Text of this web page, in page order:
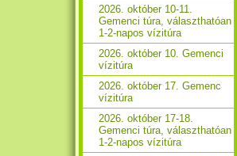
2026. október 10-11.
Gemenci túra, választhatóan
1-2-napos vízitúra
2026. október 10. Gemenci
vízitúra
2026. október 17. Gemenc
vízitúra
2026. október 17-18.
Gemenci túra, választhatóan
1-2-napos vízitúra